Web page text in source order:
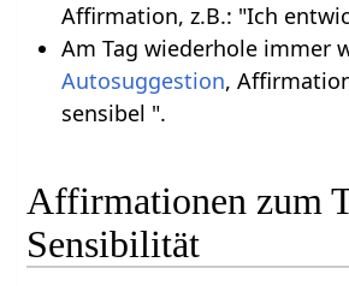
Affirmation, z.B.: "Ich
Am Tag wiederhole immer
Autosuggestion,
sensibel ".
Affirmationen zum
Sensibilität